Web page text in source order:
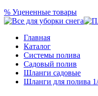
% Уцененные товары
Главная
Каталог
Системы полива
Садовый полив
Шланги садовые
Шланги для полива